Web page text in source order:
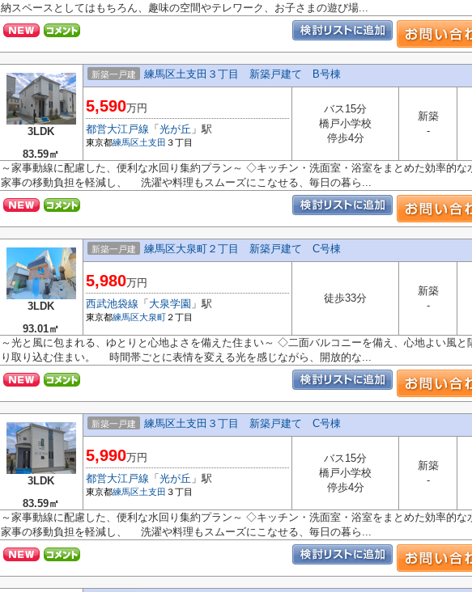
納スペースとしてはもちろん、趣味の空間やテレワーク、お子さまの遊び場...
3LDK
83.59㎡
新築一戸建 練馬区土支田３丁目 新築戸建て B号棟
5,590万円
都営大江戸線 「 光が丘 」駅
東京都練馬区土支田 ３丁目
バス15分
橋戸小学校
停歩4分
新築
-
～家事動線に配慮した、便利な水回り集約プラン～ ◇キッチン・洗面室・浴室をまとめた効率的な
家事の移動負担を軽減し、 洗濯や料理もスムーズにこなせる、毎日の暮ら...
3LDK
93.01㎡
新築一戸建 練馬区大泉町２丁目 新築戸建て C号棟
5,980万円
西武池袋線 「 大泉学園 」駅
東京都練馬区大泉町 ２丁目
徒歩33分
新築
-
～光と風に包まれる、ゆとりと心地よさを備えた住まい～ ◇二面バルコニーを備え、心地よい風と
り取り込む住まい。 時間帯ごとに表情を変える光を感じながら、開放的な...
3LDK
83.59㎡
新築一戸建 練馬区土支田３丁目 新築戸建て C号棟
5,990万円
都営大江戸線 「 光が丘 」駅
東京都練馬区土支田 ３丁目
バス15分
橋戸小学校
停歩4分
新築
-
～家事動線に配慮した、便利な水回り集約プラン～ ◇キッチン・洗面室・浴室をまとめた効率的な
家事の移動負担を軽減し、 洗濯や料理もスムーズにこなせる、毎日の暮ら...